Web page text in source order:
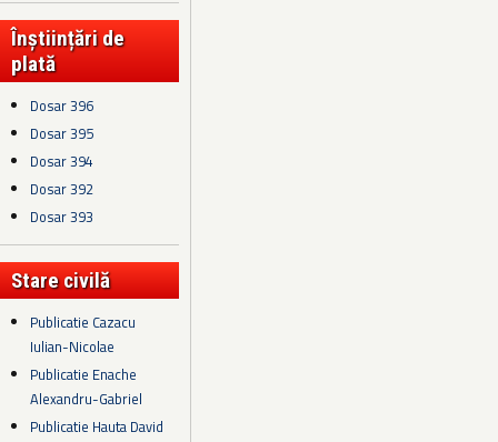
Înștiințări de
plată
Dosar 396
Dosar 395
Dosar 394
Dosar 392
Dosar 393
Stare civilă
Publicatie Cazacu
Iulian-Nicolae
Publicatie Enache
Alexandru-Gabriel
Publicatie Hauta David